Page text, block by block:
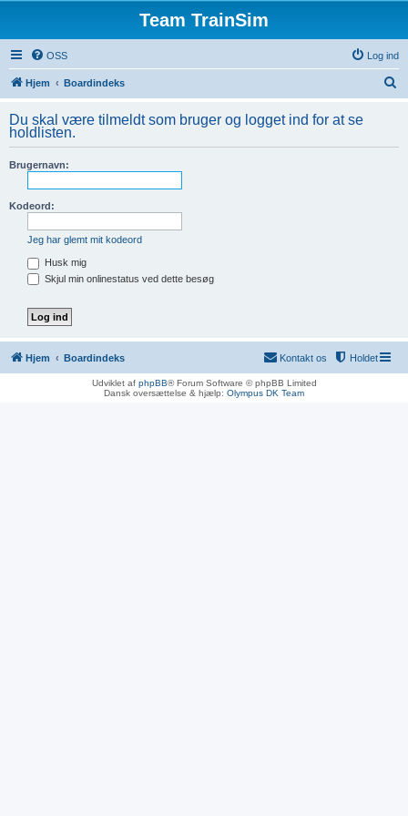
Team TrainSim
OSS Log ind
Hjem Boardindeks
Du skal være tilmeldt som bruger og logget ind for at se
holdlisten.
Brugernavn:
Kodeord:
Jeg har glemt mit kodeord
Husk mig
Skjul min onlinestatus ved dette besøg
Hjem Boardindeks Holdet
Kontakt os
Udviklet af phpBB® Forum Software © phpBB Limited
Dansk oversættelse & hjælp: Olympus DK Team